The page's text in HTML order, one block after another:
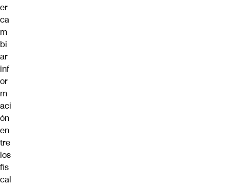
er
ca
m
bi
ar
inf
or
m
aci
ón
en
tre
los
fis
cal